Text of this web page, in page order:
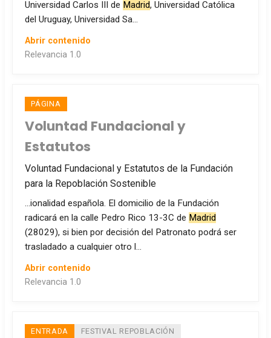
Universidad Carlos III de Madrid, Universidad Católica
del Uruguay, Universidad Sa…
Abrir contenido
Relevancia 1.0
PÁGINA
Voluntad Fundacional y
Estatutos
Voluntad Fundacional y Estatutos de la Fundación
para la Repoblación Sostenible
…ionalidad española. El domicilio de la Fundación
radicará en la calle Pedro Rico 13-3C de Madrid
(28029), si bien por decisión del Patronato podrá ser
trasladado a cualquier otro l…
Abrir contenido
Relevancia 1.0
ENTRADA FESTIVAL REPOBLACIÓN